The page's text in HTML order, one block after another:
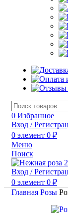
0 Избранное
Вход /
0 элемент 0 ₽
Меню
Поиск
Вход /
0 элемент 0 ₽
Главная Розы